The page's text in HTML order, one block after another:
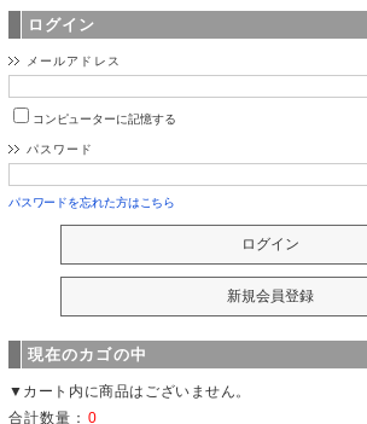
ログイン
メールアドレス
コンピューターに記憶する
パスワード
パスワードを忘れた方はこちら
現在のカゴの中
▼カート内に商品はございません。
合計数量： 0